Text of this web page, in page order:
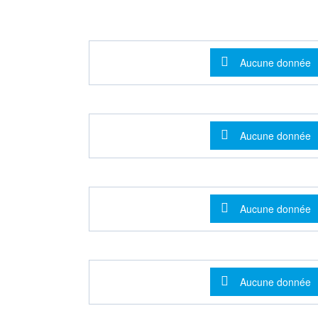
Message
Aucune donnée
Message
Aucune donnée
Message
Aucune donnée
Message
Aucune donnée